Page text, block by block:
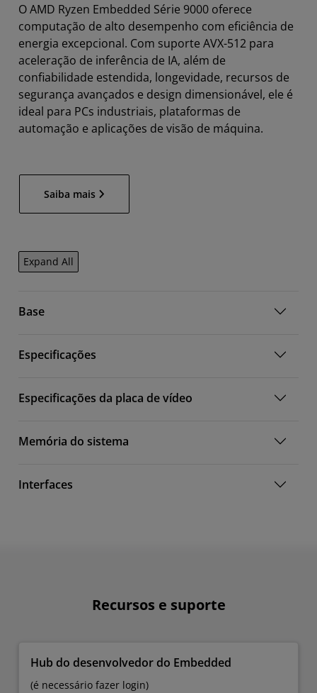
O AMD Ryzen Embedded Série 9000 oferece
computação de alto desempenho com eficiência de
energia excepcional. Com suporte AVX-512 para
aceleração de inferência de IA, além de
confiabilidade estendida, longevidade, recursos de
segurança avançados e design dimensionável, ele é
ideal para PCs industriais, plataformas de
automação e aplicações de visão de máquina.
Saiba mais
Expand All
Base
Especificações
Especificações da placa de vídeo
Memória do sistema
Interfaces
Recursos e suporte
Hub do desenvolvedor do Embedded
(é necessário fazer login)